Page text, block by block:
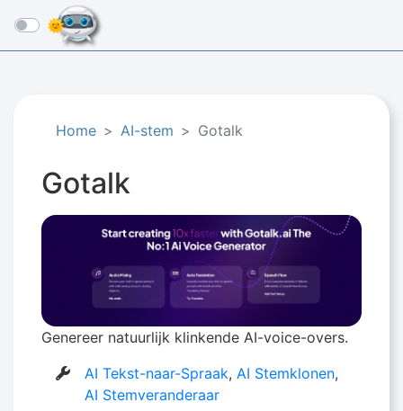
☰
Home AI-stem Gotalk
Gotalk
Genereer natuurlijk klinkende AI-voice-overs.
AI Tekst-naar-Spraak,AI Stemklonen,
AI Stemveranderaar